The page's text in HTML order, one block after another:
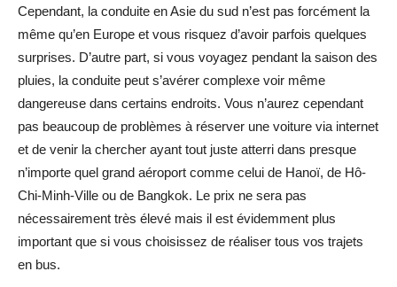
Cependant, la conduite en Asie du sud n’est pas forcément la
même qu’en Europe et vous risquez d’avoir parfois quelques
surprises. D’autre part, si vous voyagez pendant la saison des
pluies, la conduite peut s’avérer complexe voir même
dangereuse dans certains endroits. Vous n’aurez cependant
pas beaucoup de problèmes à réserver une voiture via internet
et de venir la chercher ayant tout juste atterri dans presque
n’importe quel grand aéroport comme celui de Hanoï, de Hô-
Chi-Minh-Ville ou de Bangkok. Le prix ne sera pas
nécessairement très élevé mais il est évidemment plus
important que si vous choisissez de réaliser tous vos trajets
en bus.